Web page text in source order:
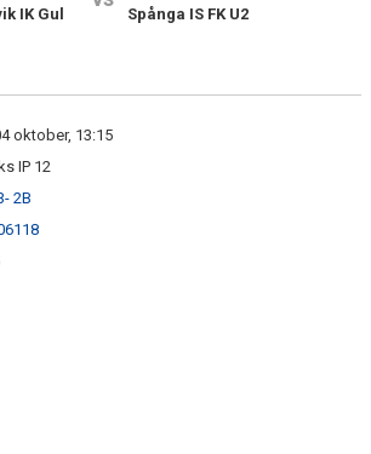
IK Gul Spånga IS FK U2
oktober, 13:15
IP 12
2B